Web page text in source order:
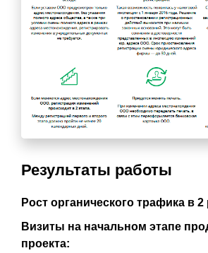
Результаты работы
Рост органического трафика в 2
Визиты на начальном этапе
проекта: